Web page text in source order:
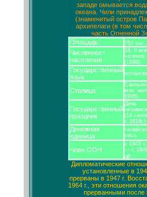
западе омывается
океана. Чили
(знаменитый остров
архипелаги (в том
часть Огненной
Площадь:
757 тыс.
Численност
населения:
14, 8
человек
(1998).
Государственный
язык
Столица
млн.
1995).
Государственный
праздник
День
(18
с 1818г.).
Денежная
единица
песо.
Член ООН
с 1945
— с
др.
Дипломатические
установленные в
прерваны в 1947 г.
1964 г., эти отношения
прерванными после